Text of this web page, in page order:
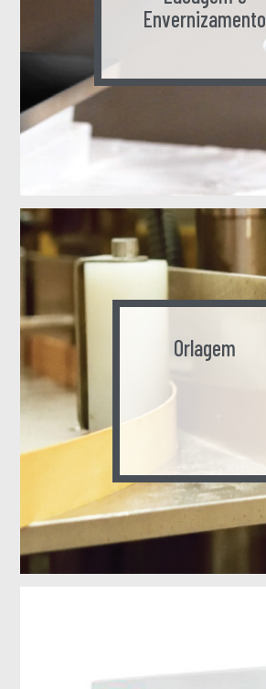
Envernizamento
Orlagem